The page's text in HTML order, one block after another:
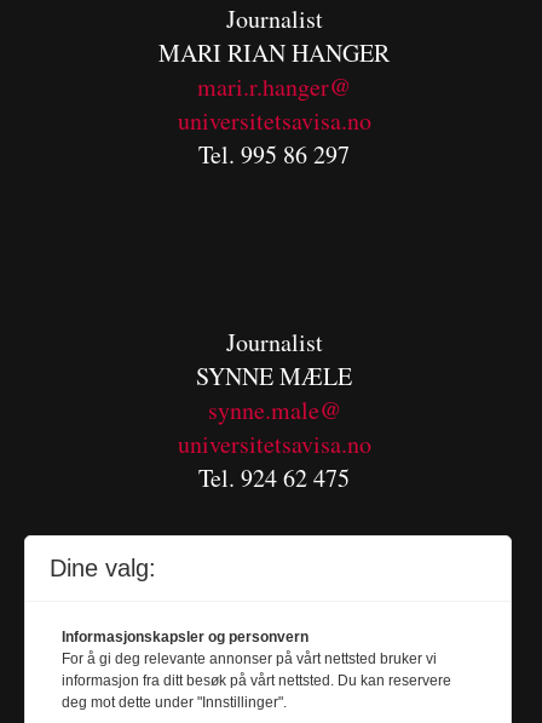
Journalist
MARI RIAN HANGER
mari.r.hanger@
universitetsavisa.no
Tel. 995 86 297
Journalist
SYNNE MÆLE
synne.male@
universitetsavisa.no
Tel. 924 62 475
universitetsavisa.no
Tel. 911 01 680
Dine valg:
Informasjonskapsler og personvern
For å gi deg relevante annonser på vårt nettsted bruker vi
informasjon fra ditt besøk på vårt nettsted. Du kan reservere
deg mot dette under "Innstillinger".